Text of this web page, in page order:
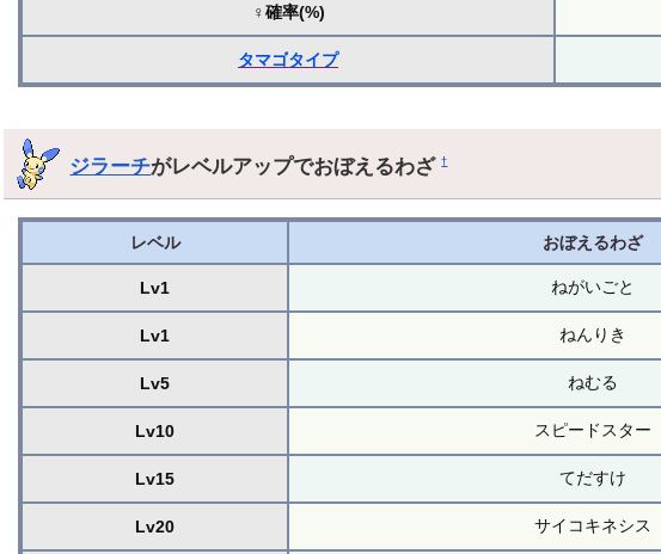
♀確率(%)
タマゴタイプ
ジラーチがレベルアップでおぼえるわざ†
レベル おぼえるわざ
Lv1 ねがいごと
Lv1 ねんりき
Lv5 ねむる
Lv10 スピードスター
Lv15 てだすけ
Lv20 サイコキネシス